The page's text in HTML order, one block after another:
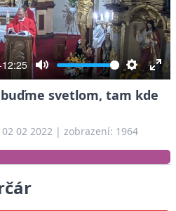
Mute Settings
Play
svetlom, tam kde
02 2022 | zobrazení: 1964